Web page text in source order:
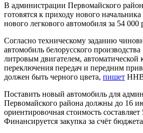
В администрации Первомайского
готовятся к приходу нового
нового легкового автомобиля за 54 000
Согласно техническому заданию
автомобиль белорусского
литровым двигателем, автоматической
переключения передач и передним
должен быть черного цвета, пишет
Поставить новый автомобиль для
Первомайского района должны до 16
ориентировочная стоимость
Финансируется закупка за счёт